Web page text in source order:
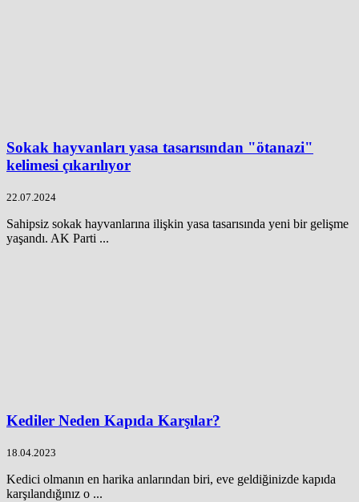
Sokak hayvanları yasa tasarısından "ötanazi"
kelimesi çıkarılıyor
22.07.2024
Sahipsiz sokak hayvanlarına ilişkin yasa tasarısında yeni bir gelişme
yaşandı. AK Parti ...
Kediler Neden Kapıda Karşılar?
18.04.2023
Kedici olmanın en harika anlarından biri, eve geldiğinizde kapıda
karşılandığınız o ...